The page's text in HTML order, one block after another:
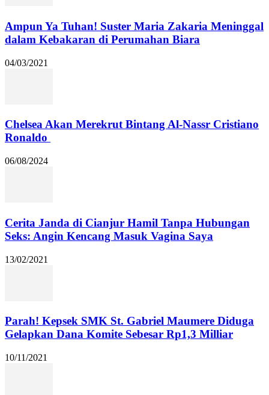
Ampun Ya Tuhan! Suster Maria Zakaria Meninggal
dalam Kebakaran di Perumahan Biara
04/03/2021
Chelsea Akan Merekrut Bintang Al-Nassr Cristiano
Ronaldo
06/08/2024
Cerita Janda di Cianjur Hamil Tanpa Hubungan
Seks: Angin Kencang Masuk Vagina Saya
13/02/2021
Parah! Kepsek SMK St. Gabriel Maumere Diduga
Gelapkan Dana Komite Sebesar Rp1,3 Milliar
10/11/2021